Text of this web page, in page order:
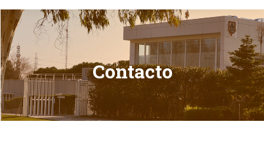
Contacto